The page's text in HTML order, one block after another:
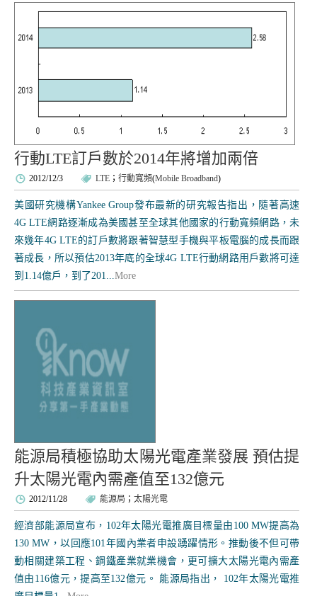
行動LTE訂戶數於2014年將增加兩倍
2012/12/3 LTE ； 行動寬頻(Mobile Broadband)
美國研究機構Yankee Group發布最新的研究報告指出，隨著高速
4G LTE網路逐漸成為美國甚至全球其他國家的行動寬頻網路，未
來幾年4G LTE的訂戶數將跟著智慧型手機與平板電腦的成長而跟
著成長，所以預估2013年底的全球4G LTE行動網路用戶數將可達
到1.14億戶，到了201...More
能源局積極協助太陽光電產業發展 預估提
升太陽光電內需產值至132億元
2012/11/28 能源局 ； 太陽光電
經濟部能源局宣布，102年太陽光電推廣目標量由100 MW提高為
130 MW，以回應101年國內業者申設踴躍情形。推動後不但可帶
動相關建築工程、鋼鐵產業就業機會，更可擴大太陽光電內需產
值由116億元，提高至132億元。 能源局指出， 102年太陽光電推